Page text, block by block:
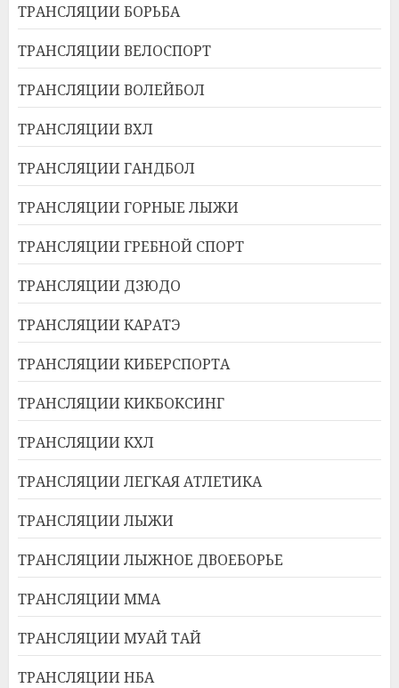
ТРАНСЛЯЦИИ БОРЬБА
ТРАНСЛЯЦИИ ВЕЛОСПОРТ
ТРАНСЛЯЦИИ ВОЛЕЙБОЛ
ТРАНСЛЯЦИИ ВХЛ
ТРАНСЛЯЦИИ ГАНДБОЛ
ТРАНСЛЯЦИИ ГОРНЫЕ ЛЫЖИ
ТРАНСЛЯЦИИ ГРЕБНОЙ СПОРТ
ТРАНСЛЯЦИИ ДЗЮДО
ТРАНСЛЯЦИИ КАРАТЭ
ТРАНСЛЯЦИИ КИБЕРСПОРТА
ТРАНСЛЯЦИИ КИКБОКСИНГ
ТРАНСЛЯЦИИ КХЛ
ТРАНСЛЯЦИИ ЛЕГКАЯ АТЛЕТИКА
ТРАНСЛЯЦИИ ЛЫЖИ
ТРАНСЛЯЦИИ ЛЫЖНОЕ ДВОЕБОРЬЕ
ТРАНСЛЯЦИИ ММА
ТРАНСЛЯЦИИ МУАЙ ТАЙ
ТРАНСЛЯЦИИ НБА